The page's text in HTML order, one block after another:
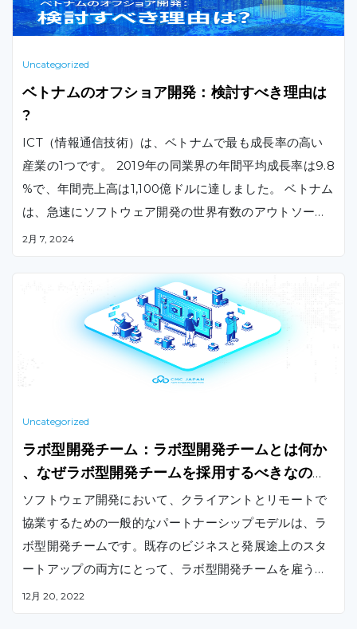
Uncategorized
ベトナムのオフショア開発：検討すべき理由は
?
ICT（情報通信技術）は、ベトナムで最も成長率の高い
産業の1つです。 2019年の同業界の年間平均成長率は9.8
%で、年間売上高は1,100億ドルに達しました。 ベトナム
は、急速にソフトウェア開発の世界有数のアウトソーシ
ング先の1つになりつつあります。 日本、北米、ヨーロ
ますますベトナムをコスト削減の戦略的選択肢として見
てきています。
2月 7, 2024
Uncategorized
ラボ型開発チーム：ラボ型開発チームとは何か
、なぜラボ型開発チームを採用するべきなのか
？
ソフトウェア開発において、クライアントとリモートで
協業するための一般的なパートナーシップモデルは、ラ
ボ型開発チームです。既存のビジネスと発展途上のスタ
ートアップの両方にとって、ラボ型開発チームを雇うこ
とは理想的な選択肢です。
12月 20, 2022